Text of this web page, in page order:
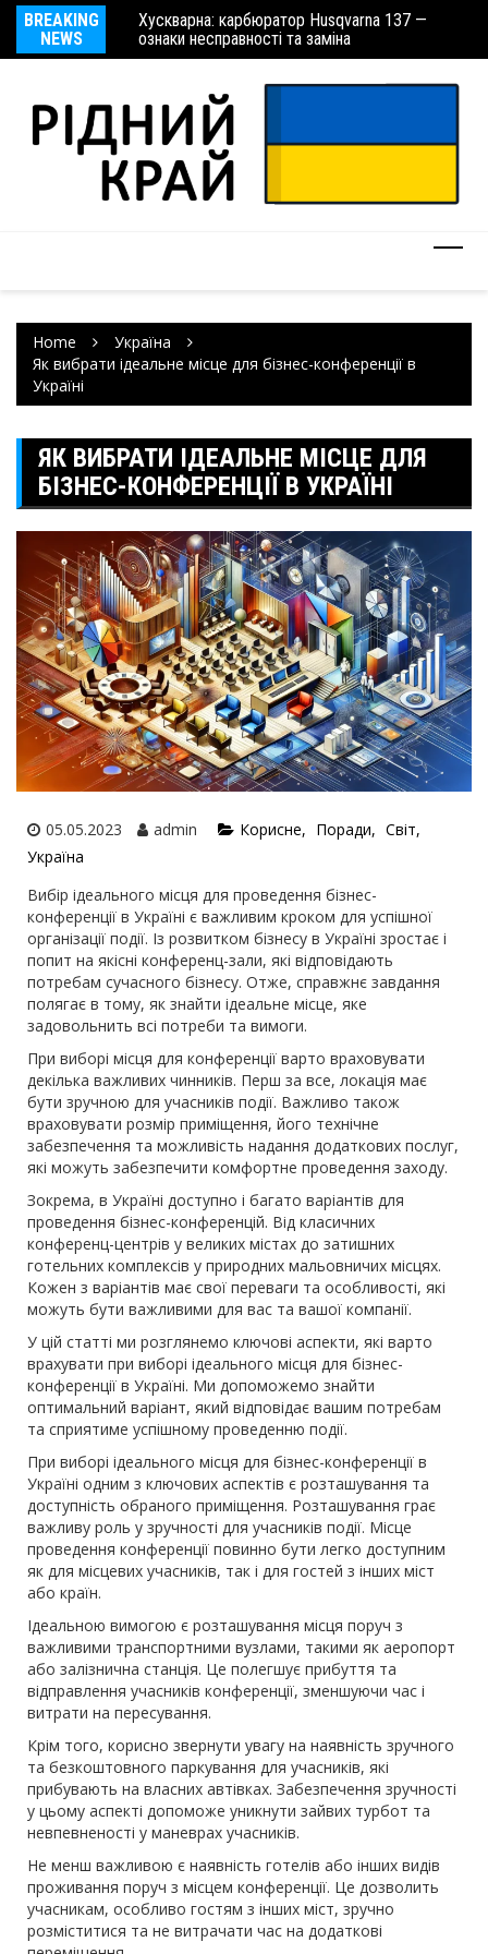
BREAKING
NEWS
Хускварна: карбюратор Husqvarna 137 —
ознаки несправності та заміна
Причіпні обприскувачі Амазоне
Home
Україна
Як вибрати ідеальне місце для бізнес-конференції в
Україні
ЯК ВИБРАТИ ІДЕАЛЬНЕ МІСЦЕ ДЛЯ
БІЗНЕС-КОНФЕРЕНЦІЇ В УКРАЇНІ
05.05.2023 admin Корисне Поради
Світ
Україна
Вибір ідеального місця для проведення бізнес-
конференції в Україні є важливим кроком для успішної
організації події. Із розвитком бізнесу в Україні зростає і
попит на якісні конференц-зали, які відповідають
потребам сучасного бізнесу. Отже, справжнє завдання
полягає в тому, як знайти ідеальне місце, яке
задовольнить всі потреби та вимоги.
При виборі місця для конференції варто враховувати
декілька важливих чинників. Перш за все, локація має
бути зручною для учасників події. Важливо також
враховувати розмір приміщення, його технічне
забезпечення та можливість надання додаткових послуг,
які можуть забезпечити комфортне проведення заходу.
Зокрема, в Україні доступно і багато варіантів для
проведення бізнес-конференцій. Від класичних
конференц-центрів у великих містах до затишних
готельних комплексів у природних мальовничих місцях.
Кожен з варіантів має свої переваги та особливості, які
можуть бути важливими для вас та вашої компанії.
У цій статті ми розглянемо ключові аспекти, які варто
врахувати при виборі ідеального місця для бізнес-
конференції в Україні. Ми допоможемо знайти
оптимальний варіант, який відповідає вашим потребам
та сприятиме успішному проведенню події.
При виборі ідеального місця для бізнес-конференції в
Україні одним з ключових аспектів є розташування та
доступність обраного приміщення. Розташування грає
важливу роль у зручності для учасників події. Місце
проведення конференції повинно бути легко доступним
як для місцевих учасників, так і для гостей з інших міст
або країн.
Ідеальною вимогою є розташування місця поруч з
важливими транспортними вузлами, такими як аеропорт
або залізнична станція. Це полегшує прибуття та
відправлення учасників конференції, зменшуючи час і
витрати на пересування.
Крім того, корисно звернути увагу на наявність зручного
та безкоштовного паркування для учасників, які
прибувають на власних автівках. Забезпечення зручності
у цьому аспекті допоможе уникнути зайвих турбот та
невпевненості у маневрах учасників.
Не менш важливою є наявність готелів або інших видів
проживання поруч з місцем конференції. Це дозволить
учасникам, особливо гостям з інших міст, зручно
розміститися та не витрачати час на додаткові